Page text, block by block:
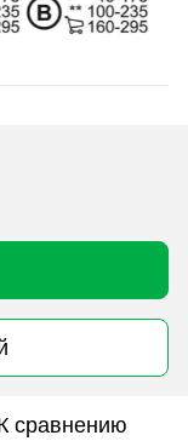
сравнению